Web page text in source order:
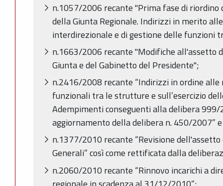
n.1057/2006 recante "Prima fase di
della Giunta Regionale. Indirizzi in merito
interdirezionale e di gestione delle funzioni
n.1663/2006 recante "Modifiche all'assetto
Giunta e del Gabinetto del Presidente";
n.2416/2008 recante “Indirizzi in ordine
funzionali tra le strutture e sull’esercizio
Adempimenti conseguenti alla delibera 999/
aggiornamento della delibera n. 450/2007”
n.1377/2010 recante “Revisione
Generali” così come rettificata dalla
n.2060/2010 recante “Rinnovo incarichi a